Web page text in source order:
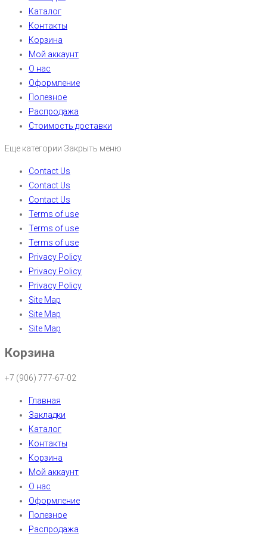
Каталог
Контакты
Корзина
Мой аккаунт
О нас
Оформление
Полезное
Распродажа
Стоимость доставки
Еще категории Закрыть меню
Contact Us
Contact Us
Contact Us
Terms of use
Terms of use
Terms of use
Privacy Policy
Privacy Policy
Privacy Policy
Site Map
Site Map
Site Map
Корзина
+7 (906) 777-67-02
Главная
Закладки
Каталог
Контакты
Корзина
Мой аккаунт
О нас
Оформление
Полезное
Распродажа